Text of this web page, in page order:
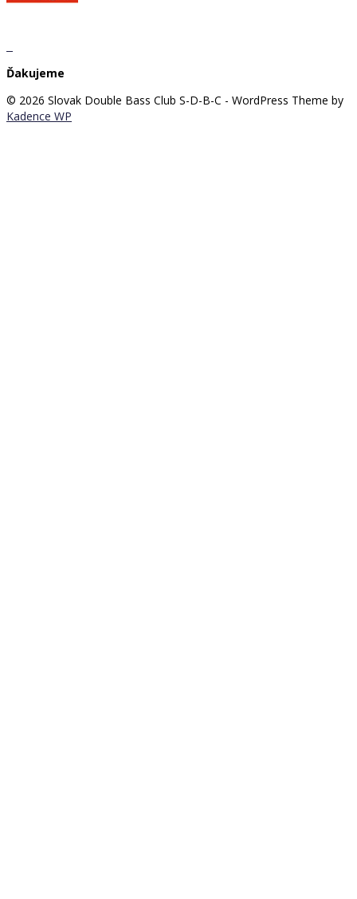
Ďakujeme
© 2026 Slovak Double Bass Club S-D-B-C - WordPress Theme by
Kadence WP